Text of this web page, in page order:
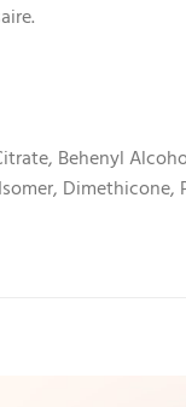
Behenyl
Dimethicone,